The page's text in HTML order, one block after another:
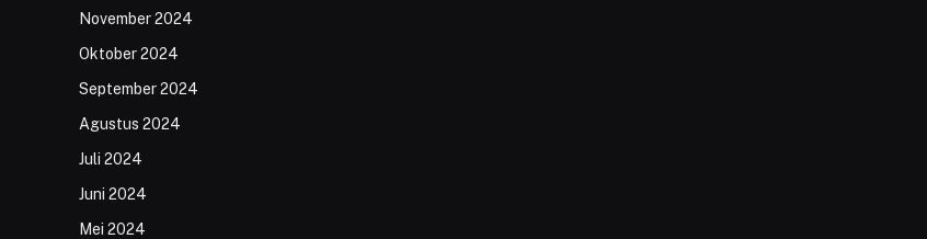
November 2024
Oktober 2024
September 2024
Agustus 2024
Juli 2024
Juni 2024
Mei 2024